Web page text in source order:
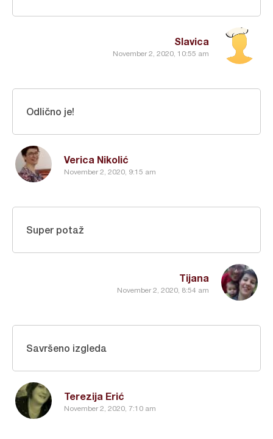
Slavica
November 2, 2020, 10:55 am
Verica Nikolić
November 2, 2020, 9:15 am
Odlično je!
Tijana
November 2, 2020, 8:54 am
Super potaž
Terezija Erić
November 2, 2020, 7:10 am
Savršeno izgleda